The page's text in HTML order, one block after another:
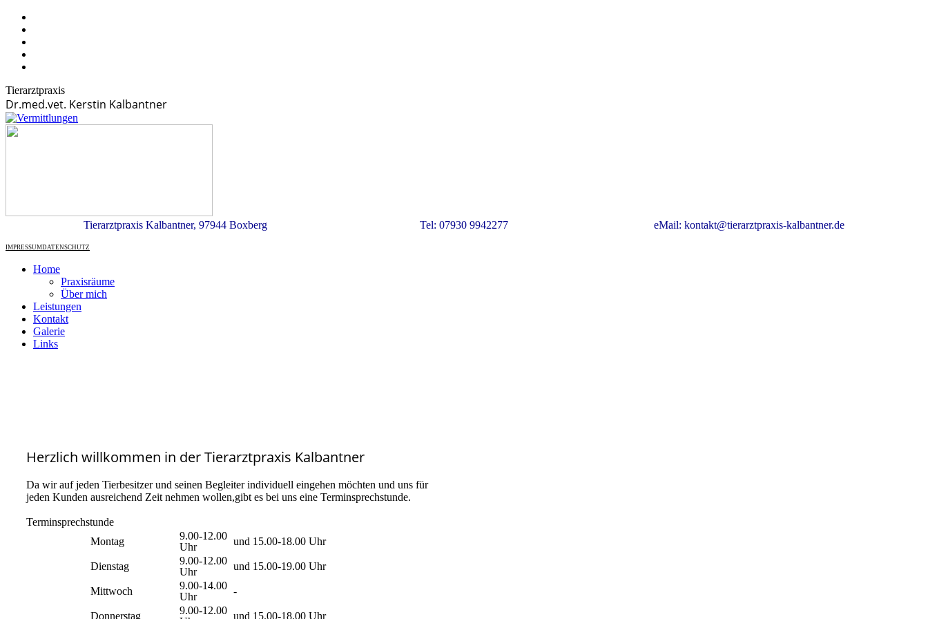
Tierarztpraxis
Dr.med.vet. Kerstin Kalbantner
Tierarztpraxis Kalbantner, 97944 Boxberg Tel: 07930 9942277 eMail: kontakt@tierarztpraxis-kalbantner.de
IMPRESSUMDATENSCHUTZ
Home
Praxisräume
Über mich
Leistungen
Kontakt
Galerie
Links
Herzlich willkommen in der Tierarztpraxis Kalbantner
Da wir auf jeden Tierbesitzer und seinen Begleiter individuell eingehen möchten und uns für
jeden Kunden ausreichend Zeit nehmen wollen,gibt es bei uns eine Terminsprechstunde.
Terminsprechstunde
Montag
9.00-12.00
Uhr
und 15.00-18.00 Uhr
Dienstag
9.00-12.00
Uhr
und 15.00-19.00 Uhr
Mittwoch
9.00-14.00
Uhr
-
Donnerstag
9.00-12.00 und 15.00-18.00 Uhr